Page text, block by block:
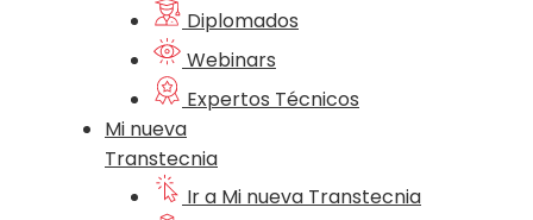
Diplomados
Webinars
Expertos Técnicos
Mi nueva
Transtecnia
Ir a Mi nueva Transtecnia